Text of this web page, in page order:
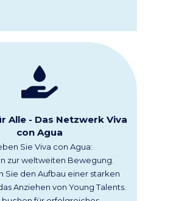
Alle - Das Netzwerk Viva
con Agua
Sie Viva con Agua:
zur weltweiten Bewegung.
Sie den Aufbau einer starken
Anziehen von Young Talents.